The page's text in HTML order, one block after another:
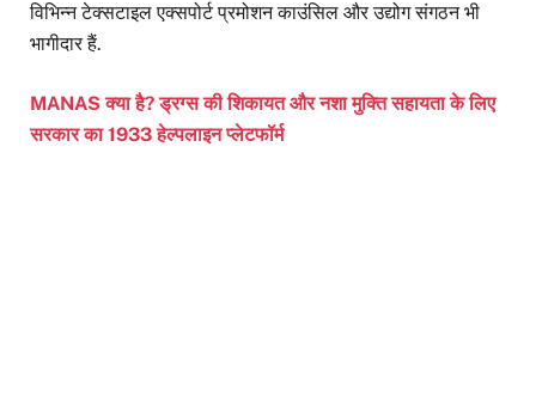
विभिन्न टेक्सटाइल एक्सपोर्ट प्रमोशन काउंसिल और उद्योग संगठन भी
भागीदार हैं.
MANAS क्या है? ड्रग्स की शिकायत और नशा मुक्ति सहायता के लिए
सरकार का 1933 हेल्पलाइन प्लेटफॉर्म